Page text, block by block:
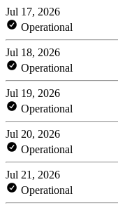
Jul 17, 2026
Operational
Jul 18, 2026
Operational
Jul 19, 2026
Operational
Jul 20, 2026
Operational
Jul 21, 2026
Operational